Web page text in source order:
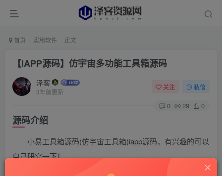
首页 实用软件 正文
【IAPP源码】仿宇宙多功能工具箱源码
泽客
3年前更新
关注 私信
0 29 0
源码介绍
小易工具箱源码(仿宇宙工具箱)iapp源码，有兴趣的可以
自己研究一下！